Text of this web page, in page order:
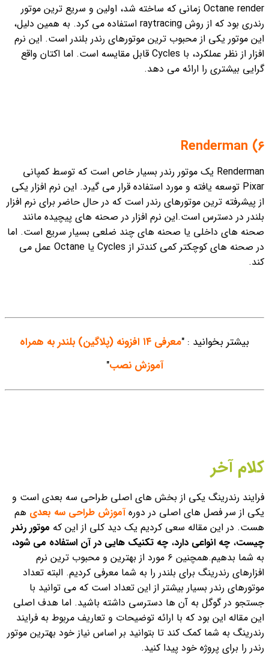
Octane render زمانی که ساخته شد، اولین و سریع ترین موتور
رندری بود که از روش raytracing استفاده می کرد. به همین دلیل،
این موتور یکی از محبوب ترین موتورهای رندر بلندر است. این نرم
افزار از نظر عملکرد، با Cycles قابل مقایسه است. اما اکتان واقع
گرایی بیشتری را ارائه می دهد.
۶) Renderman
Renderman یک موتور رندر بسیار خاص است که توسط کمپانی
Pixar توسعه یافته و مورد استفاده قرار می گیرد. این نرم افزار یکی
از پیشرفته ترین موتورهای رندر است که در حال حاضر برای نرم افزار
بلندر در دسترس است.این نرم افزار در صحنه های پیچیده مانند
صحنه های داخلی یا صحنه های چند ضلعی بسیار سریع است. اما
در صحنه های کوچکتر کمی کندتر از Cycles یا Octane عمل می
کند.
بیشتر بخوانید : "
معرفی ۱۴ افزونه (پلاگین) بلندر به همراه
آموزش نصب"
کلام آخر
فرایند رندرینگ یکی از بخش های اصلی طراحی سه بعدی است و
یکی از سر فصل های اصلی در دورهآموزش طراحی سه بعدی هم
هست. در این مقاله سعی کردیم یک دید کلی از این که موتور رندر
چیست، چه انواعی دارد، چه تکنیک هایی در آن استفاده می شود،
به شما بدهیم.
همچنین ٦ مورد از بهترین و محبوب ترین نرم
افزارهای رندرینگ برای بلندر را به شما معرفی کردیم. البته تعداد
موتورهای رندر بسیار بیشتر از این تعداد است که می توانید با
جستجو در گوگل به آن ها دسترسی داشته باشید. اما هدف اصلی
این مقاله این بود که با ارائه توضیحات و تعاریف مربوط به فرایند
رندرینگ به شما کمک کند تا بتوانید بر اساس نیاز خود بهترین موتور
رندر را برای پروژه خود پیدا کنید.